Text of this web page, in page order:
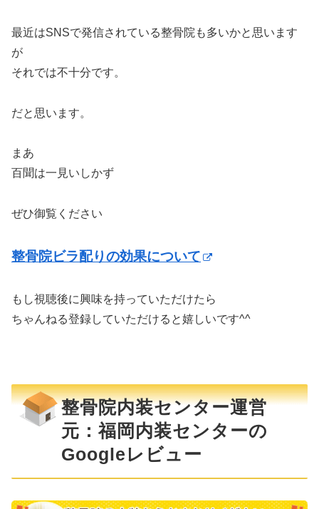
最近はSNSで発信されている整骨院も多いかと思います
が
それでは不十分です。
だと思います。
まあ
百聞は一見いしかず
ぜひ御覧ください
整骨院ビラ配りの効果について
もし視聴後に興味を持っていただけたら
ちゃんねる登録していただけると嬉しいです^^
整骨院内装センター運営
元：福岡内装センターの
Googleレビュー